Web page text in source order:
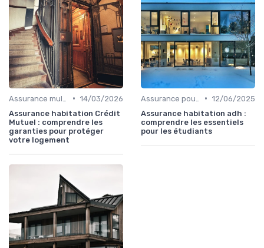
• 14/03/2026
Assurance habitation Crédit
Mutuel : comprendre les
garanties pour protéger
votre logement
• 12/06/2025
Assurance habitation adh :
comprendre les essentiels
pour les étudiants